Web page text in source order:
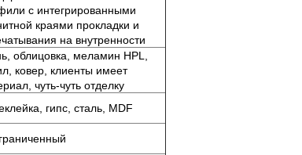
с интегрированными
краями прокладки и
на внутренности
облицовка, меламин HPL,
ковер, клиенты имеет
чуть-чуть отделку
гипс, сталь, MDF